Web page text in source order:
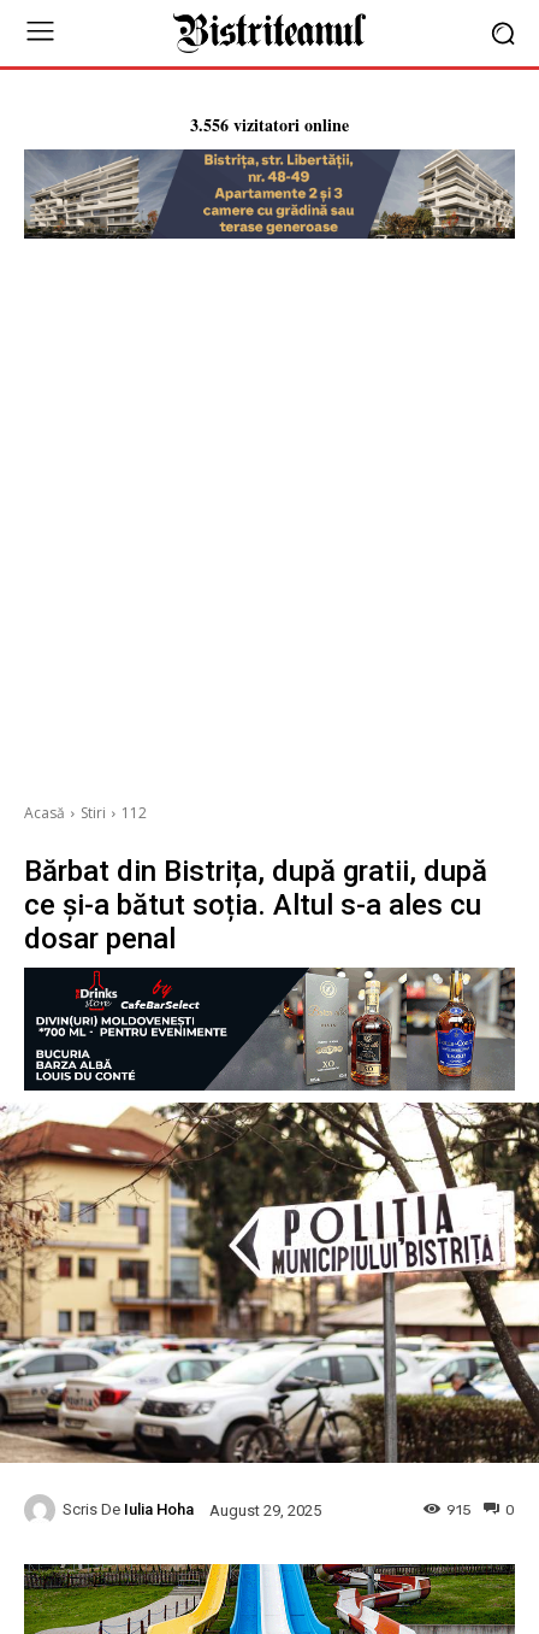
3.556 vizitatori online
Acasă Stiri 112
Bărbat din Bistrița, după gratii, după
ce și-a bătut soția. Altul s-a ales cu
dosar penal
Scris De Iulia Hoha August 29, 2025 0
915